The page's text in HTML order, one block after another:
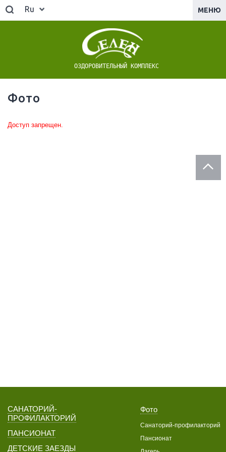
Ru МЕНЮ
ОЗДОРОВИТЕЛЬНЫЙ КОМПЛЕКС
Фото
Доступ запрещен.
САНАТОРИЙ-
ПРОФИЛАКТОРИЙ
ПАНСИОНАТ
ДЕТСКИЕ ЗАЕЗДЫ
Фото
Санаторий-профилакторий
Пансионат